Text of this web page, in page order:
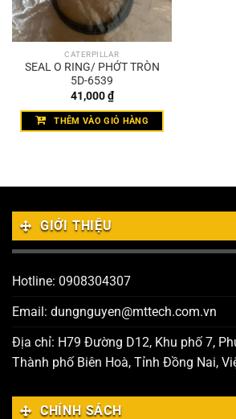
CATERPILLAR
SEAL O RING/ PHỚT TRÒN
5D-6539
41,000₫
THÊM VÀO GIỎ HÀNG
GIỚI THIỆU
Hotline: 0908304307
Email: dungnguyen@mttech.com.vn
Địa chỉ: H79 Đường D12, Khu phố 7,
Thành phố Biên Hoà, Tỉnh Đồng Nai,
CHÍNH SÁCH